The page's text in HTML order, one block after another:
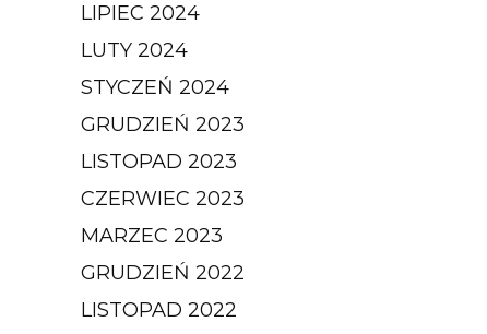
LIPIEC 2024
LUTY 2024
STYCZEŃ 2024
GRUDZIEŃ 2023
LISTOPAD 2023
CZERWIEC 2023
MARZEC 2023
GRUDZIEŃ 2022
LISTOPAD 2022